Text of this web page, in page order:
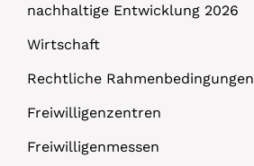
nachhaltige Entwicklung 2026
Wirtschaft
Rechtliche Rahmenbedingungen
Freiwilligenzentren
Freiwilligenmessen